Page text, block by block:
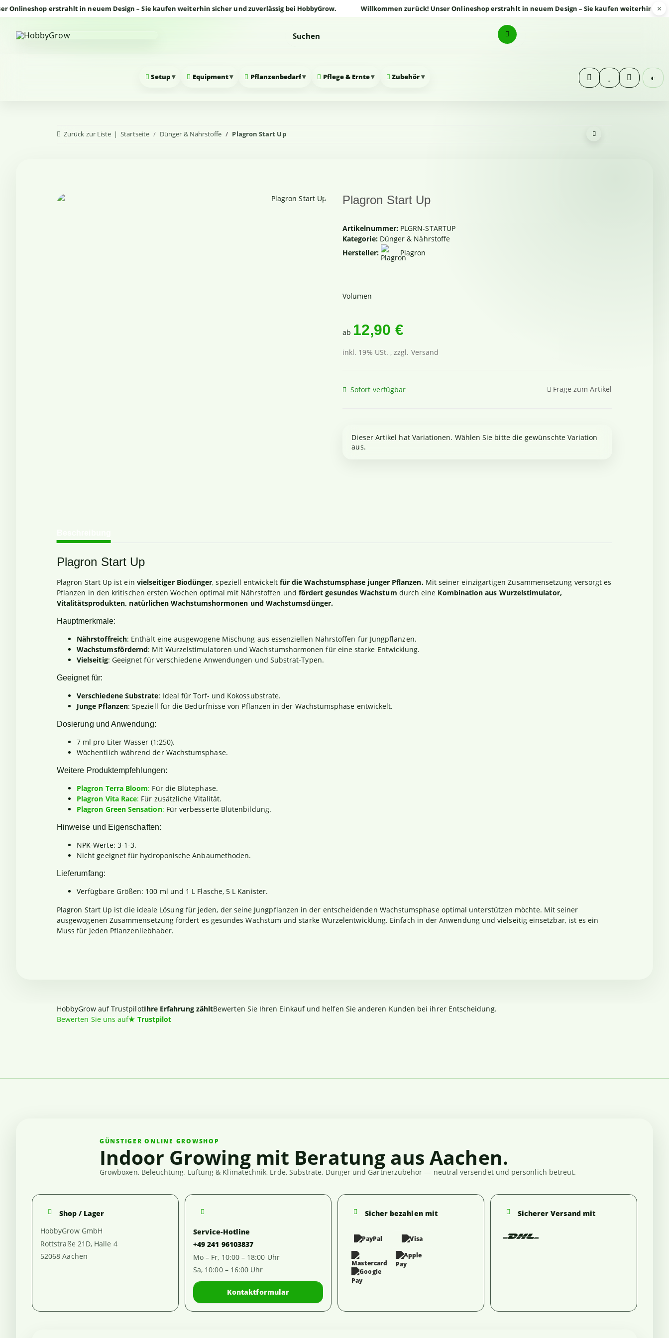
erstrahlt in neuem Design – Sie kaufen weiterhin sicher und zuverlässig bei HobbyGrow. Willkommen zurück! Unser Onlineshop erstrahlt in neuem Design – Sie kaufen weiterhin sicher×
Setup▾ Equipment▾ Pflanzenbedarf▾ Pflege & Ernte▾ Zubehör▾ ◐
Zurück zur Liste Startseite Dünger & Nährstoffe Plagron Start Up
Plagron Start Up
Artikelnummer: PLGRN-STARTUP
Kategorie: Dünger & Nährstoffe
Hersteller:
Plagron
Volumen
ab 12,90 €
inkl. 19% USt. , zzgl. Versand
Sofort verfügbar Frage zum Artikel
x
Dieser Artikel hat Variationen. Wählen Sie bitte die gewünschte Variation
aus.
Plagron Start Up
Plagron Start Up ist ein vielseitiger Biodünger, speziell entwickelt für die Wachstumsphase junger Pflanzen.Mit seiner einzigartigen Zusammensetzung versorgt es
Pflanzen in den kritischen ersten Wochen optimal mit Nährstoffen und fördert gesundes Wachstum durch eine Kombination aus Wurzelstimulator,
Vitalitätsprodukten, natürlichen Wachstumshormonen und Wachstumsdünger.
Hauptmerkmale:
Nährstoffreich: Enthält eine ausgewogene Mischung aus essenziellen Nährstoffen für Jungpflanzen.
Wachstumsfördernd: Mit Wurzelstimulatoren und Wachstumshormonen für eine starke Entwicklung.
Vielseitig: Geeignet für verschiedene Anwendungen und Substrat-Typen.
Geeignet für:
Verschiedene Substrate: Ideal für Torf- und Kokossubstrate.
Junge Pflanzen: Speziell für die Bedürfnisse von Pflanzen in der Wachstumsphase entwickelt.
Dosierung und Anwendung:
7 ml pro Liter Wasser (1:250).
Wöchentlich während der Wachstumsphase.
Weitere Produktempfehlungen:
Plagron Terra Bloom: Für die Blütephase.
Plagron Vita Race: Für zusätzliche Vitalität.
Plagron Green Sensation: Für verbesserte Blütenbildung.
Hinweise und Eigenschaften:
NPK-Werte: 3-1-3.
Nicht geeignet für hydroponische Anbaumethoden.
Lieferumfang:
Verfügbare Größen: 100 ml und 1 L Flasche, 5 L Kanister.
Plagron Start Up ist die ideale Lösung für jeden, der seine Jungpflanzen in der entscheidenden Wachstumsphase optimal unterstützen möchte. Mit seiner
ausgewogenen Zusammensetzung fördert es gesundes Wachstum und starke Wurzelentwicklung. Einfach in der Anwendung und vielseitig einsetzbar, ist es ein
Muss für jeden Pflanzenliebhaber.
HobbyGrow auf TrustpilotIhre Erfahrung zähltBewerten Sie Ihren Einkauf und helfen Sie anderen Kunden bei ihrer Entscheidung.
Bewerten Sie uns auf★ Trustpilot
GÜNSTIGER ONLINE GROWSHOP
Indoor Growing mit Beratung aus Aachen.
Growboxen, Beleuchtung, Lüftung & Klimatechnik, Erde, Substrate, Dünger und Gärtnerzubehör — neutral versendet und persönlich betreut.
Shop / Lager
HobbyGrow GmbH
Rottstraße 21D, Halle 4
52068 Aachen
Service-Hotline
+49 241 96103837
Mo – Fr, 10:00 – 18:00 Uhr
Sa, 10:00 – 16:00 Uhr
Kontaktformular
Sicher bezahlen mit Sicherer Versand mit